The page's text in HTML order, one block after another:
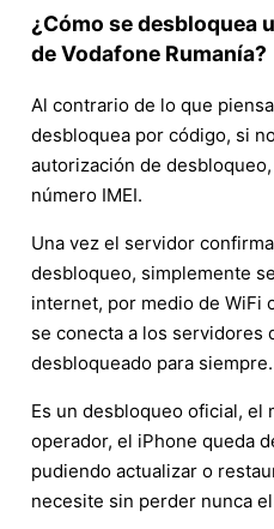
¿Cómo se desbloquea
de Vodafone Rumanía?
Al contrario de lo que
desbloquea por código, si
autorización de
número IMEI.
Una vez el servidor
desbloqueo, simplemente
internet, por medio de WiFi
se conecta a los servidores
desbloqueado para siempre.
Es un desbloqueo oficial, el
operador, el iPhone queda
pudiendo actualizar o
necesite sin perder nunca